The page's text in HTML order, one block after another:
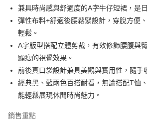
消。如遇「轉專審核」未通過狀況，表示未達大哥
法說明評估內容。
1.分期款項不併入電信帳單，「大哥付你分期」於
醒簡訊。
2.透過簡訊連結打開帳單後，可選擇「超商條碼／
帳／街口支付／iPASS MONEY」等通路繳費。
【注意事項】
用戶於交易時，得透過本服務購買商品或服務，並
2.基於同意付款使用「大哥付你分期」之契約關係
每筆NT$70，滿NT$699(含以上)免運費
付款後全家取貨
7-11取貨付款
每筆NT$70，滿NT$799(含以上)免運費
付款後7-11取貨
兼具時尚感與舒適度的A字牛仔短裙，是
彈性布料+舒適後腰鬆緊設計，穿脫方便
輕鬆。
A字版型搭配立體剪裁，有效修飾腰腹與
顯瘦的視覺效果。
前後真口袋設計兼具美觀與實用性，隨手
經典黑、藍兩色百搭耐看，無論搭配T恤
能輕鬆展現休閒時尚魅力。
銷售重點